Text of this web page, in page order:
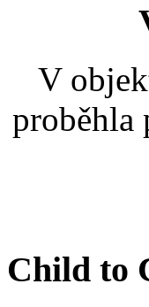
V
proběhla
Child to